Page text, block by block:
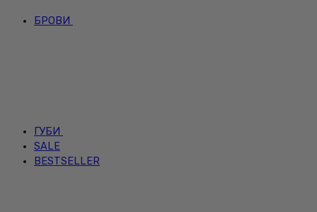
БРОВИ
ГУБИ
SALE
BESTSELLER